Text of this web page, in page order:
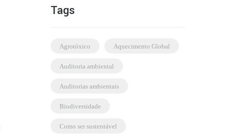
Tags
agrotóxico Aquecimento Global
auditoria ambiental
auditorias ambientais
biodiversidade
como ser sustentável